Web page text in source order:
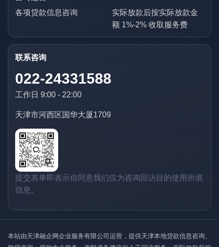
各项贷款信息咨询
实际放款后按实际放款金
额 1%-2% 收取服务费
联系咨询
022-24331588
工作日 9:00 - 22:00
天津市河西区国华大厦1709
提交表单即表示你同意我们仅为咨询回访目的使用所填
信息。
本站由天津融企网企业服务有限公司运营，提供天津本地贷款信息咨询、